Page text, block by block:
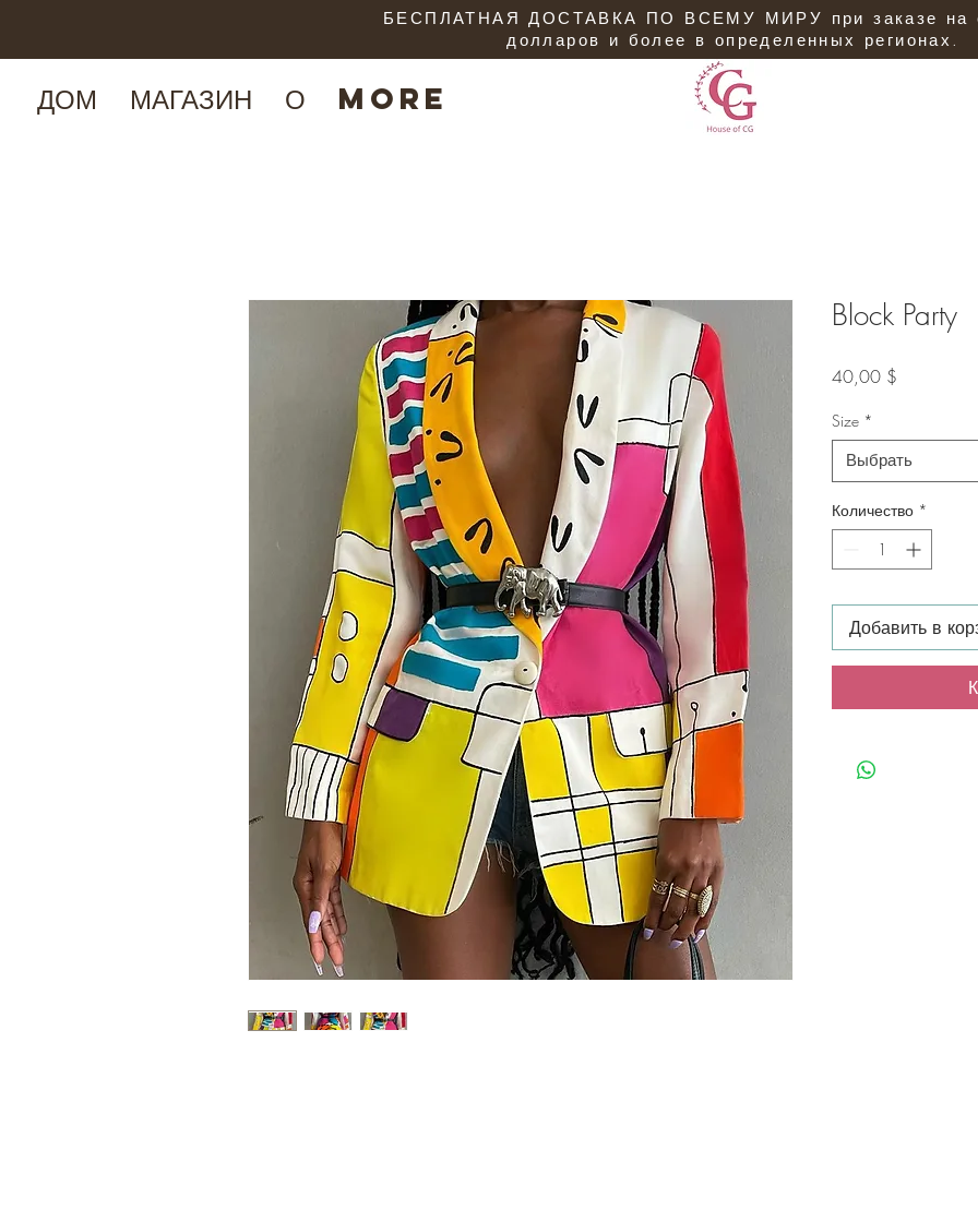
ДОМ МАГАЗИН О More
БЕСПЛАТНАЯ ДОСТАВКА ПО ВСЕМУ МИРУ при заказе на
долларов и более в определенных регионах.
Block Party
40,00 $
Size *
Выбрать
Количество *
Добавить в